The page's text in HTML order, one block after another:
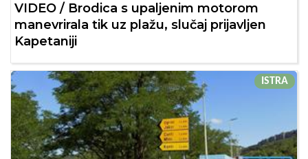
VIDEO / Brodica s upaljenim motorom
manevrirala tik uz plažu, slučaj prijavljen
Kapetaniji
ISTRA